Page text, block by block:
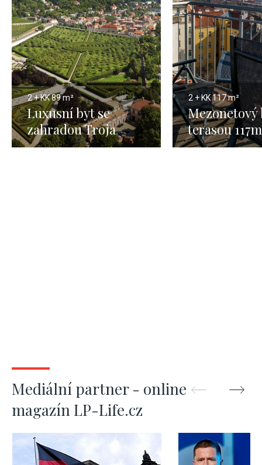
2 + KK89 m²
Luxusní byt se
zahradou Troja
2 + KK117 m²
Mezonetový
terasou 117m
Mediální partner - online
magazín LP-Life.cz